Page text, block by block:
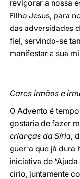
revigorar a nossa
Filho Jesus, para
das adversidades
fiel, servindo-se
manifestar a sua
Caros irmãos e
O Advento é
gostaria de fazer
crianças da Síria,
guerra que já dura
iniciativa de
círio, juntamente